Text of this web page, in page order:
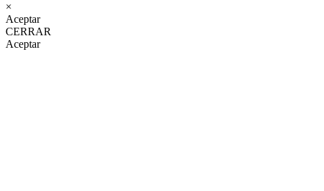
×
Aceptar
CERRAR
Aceptar